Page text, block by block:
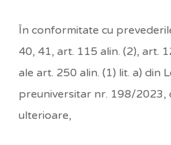
În conformitate cu
40, 41, art. 115 alin. (2), art.
ale art. 250 alin. (1) lit. a) din
preuniversitar nr. 198/2023,
ulterioare,